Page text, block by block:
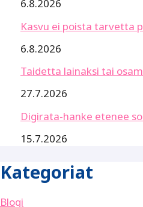
6.8.2026
Kasvu ei poista tarvetta
6.8.2026
Taidetta lainaksi tai
27.7.2026
Digirata-hanke etenee
15.7.2026
Kategoriat
Blogi